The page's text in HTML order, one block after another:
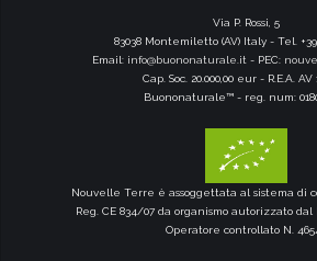
Via P. Rossi, 5
83038 Montemiletto (AV) Italy - Tel. +39
Email: info@buononaturale.it - PEC:
Cap. Soc. 20.000,00 eur - R.E.A. AV
Buononaturale™ - reg. num:
Nouvelle Terre è assoggettata al sistema di
Reg. CE 834/07 da organismo autorizzato dal
Operatore controllato N.